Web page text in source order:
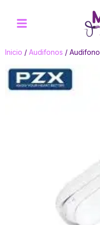
Inicio / Audifonos /